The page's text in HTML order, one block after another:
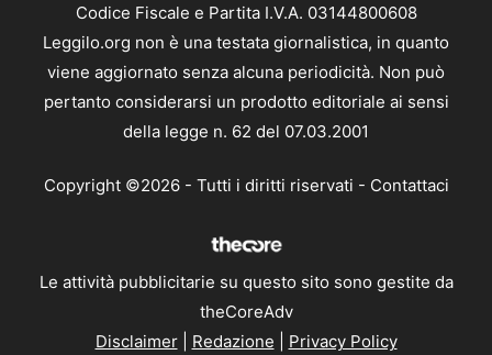
Codice Fiscale e Partita I.V.A. 03144800608
Leggilo.org non è una testata giornalistica, in quanto
viene aggiornato senza alcuna periodicità. Non può
pertanto considerarsi un prodotto editoriale ai sensi
della legge n. 62 del 07.03.2001
Copyright ©2026 - Tutti i diritti riservati - Contattaci
Le attività pubblicitarie su questo sito sono gestite da
theCoreAdv
Disclaimer| Redazione Privacy Policy